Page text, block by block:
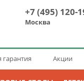
+7 (495) 120-
Москва
Акции